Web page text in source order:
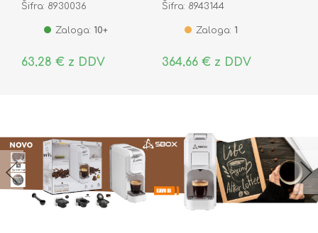
AP256GMCSX10U8-R
Šifra: 8930036
Zaloga: 10+
63,28 € z DDV
Šifra: 8943144
Zaloga: 1
364,66 € z DDV